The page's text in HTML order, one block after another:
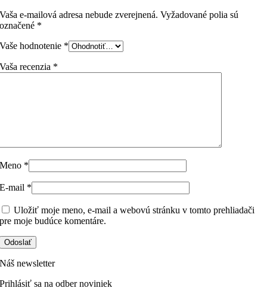
Vaša e-mailová adresa nebude zverejnená. Vyžadované polia sú
označené *
Vaše hodnotenie *
Vaša recenzia *
Meno *
E-mail *
Uložiť moje meno, e-mail a webovú stránku v tomto prehliadači
pre moje budúce komentáre.
Náš newsletter
Prihlásiť sa na odber noviniek